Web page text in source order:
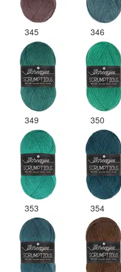
345 346
349 350
353 354